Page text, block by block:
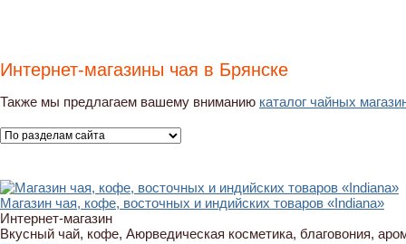
Интернет-магазины чая в Брянске
Также мы предлагаем вашему вниманию каталог чайных
Магазин чая, кофе, восточных и индийских товаров «Indiana»
Интернет-магазин
Вкусный чай, кофе, Аюрведическая косметика, благовония,